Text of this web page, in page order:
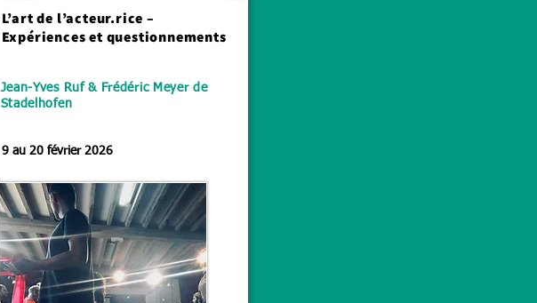
L’art de l’acteur.rice –
Expériences et questionnements
Jean-Yves Ruf & Frédéric Meyer de
Stadelhofen
9 au 20 février 2026